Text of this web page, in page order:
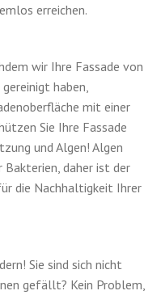
erreichen.
wir Ihre Fassade von
haben,
mit einer
Sie Ihre Fassade
und Algen! Algen
daher ist der
die Nachhaltigkeit Ihrer
Sie sind sich nicht
gefällt? Kein Problem,